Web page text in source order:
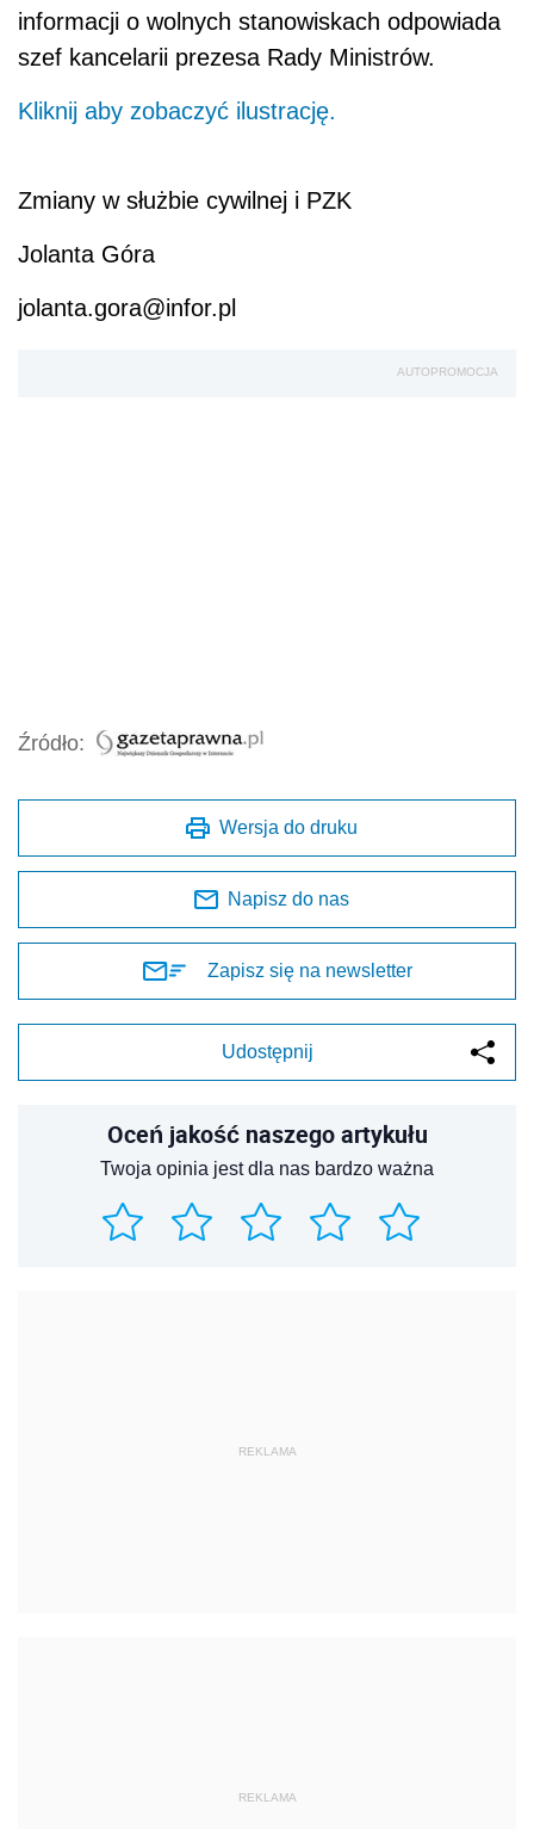
informacji o wolnych stanowiskach odpowiada
szef kancelarii prezesa Rady Ministrów.
Kliknij aby zobaczyć ilustrację.
Zmiany w służbie cywilnej i PZK
Jolanta Góra
jolanta.gora@infor.pl
AUTOPROMOCJA
Źródło:
Wersja do druku
Napisz do nas
Zapisz się na newsletter
Udostępnij
Oceń jakość naszego artykułu
Twoja opinia jest dla nas bardzo ważna
REKLAMA
REKLAMA